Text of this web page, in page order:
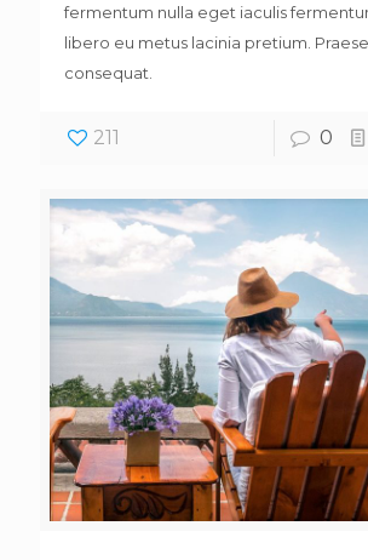
fermentum nulla eget iaculis
libero eu metus lacinia pretium.
consequat.
211 0